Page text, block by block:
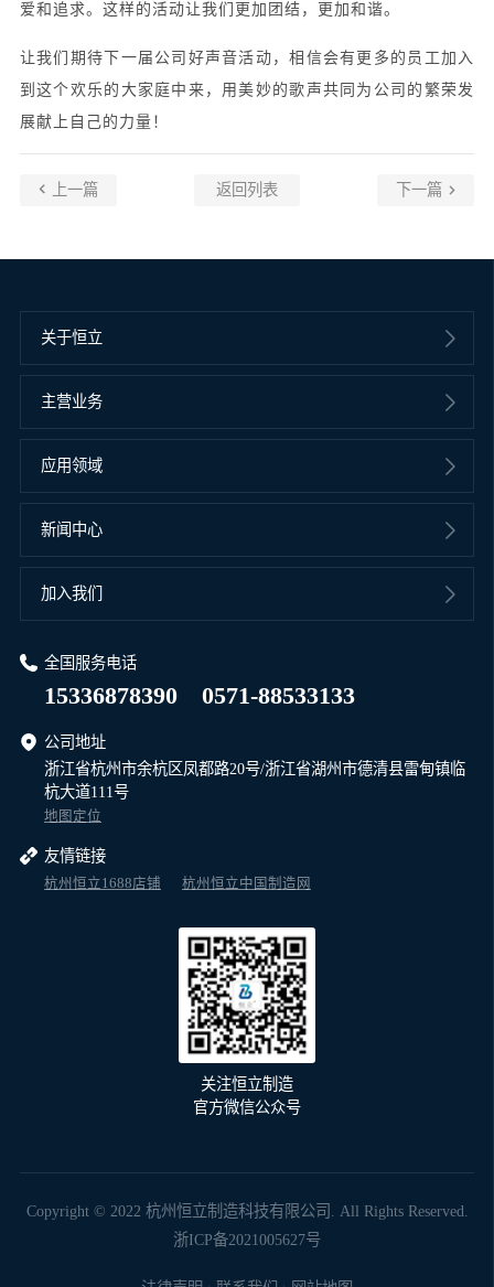
爱和追求。这样的活动让我们更加团结，更加和谐。
让我们期待下一届公司好声音活动，相信会有更多的员工加入
到这个欢乐的大家庭中来，用美妙的歌声共同为公司的繁荣发
展献上自己的力量！
上一篇 返回列表 下一篇
关于恒立
主营业务
应用领域
新闻中心
加入我们
全国服务电话
15336878390 0571-88533133
公司地址
浙江省杭州市余杭区凤都路20号/浙江省湖州市德清县雷甸镇临
杭大道111号
地图定位
友情链接
杭州恒立1688店铺 杭州恒立中国制造网
关注恒立制造
官方微信公众号
Copyright © 2022 杭州恒立制造科技有限公司. All Rights Reserved.
浙ICP备2021005627号